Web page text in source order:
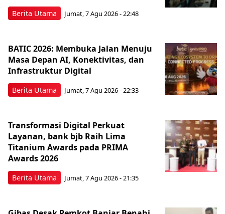
Berita Utama Jumat, 7 Agu 2026 - 22:48
Berita Utama
BATIC 2026: Membuka Jalan Menuju
Masa Depan AI, Konektivitas, dan
Infrastruktur Digital
Jumat, 7 Agu 2026 - 22:33
Berita Utama
Transformasi Digital Perkuat
Layanan, bank bjb Raih Lima
Titanium Awards pada PRIMA
Awards 2026
Jumat, 7 Agu 2026 - 21:35